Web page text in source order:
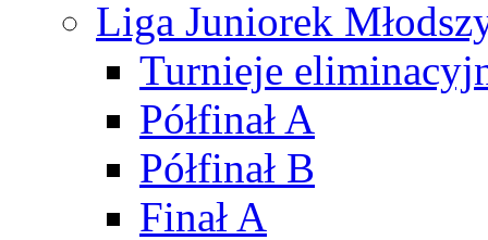
Liga Juniorek
Turnieje
Półfinał A
Półfinał B
Finał A